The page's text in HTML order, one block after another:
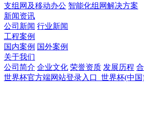
支组网及移动办公 智能化组网解决方案
新闻资讯
公司新闻 行业新闻
工程案例
国内案例 国外案例
关于我们
公司简介 企业文化 荣誉资质 发展历程
世界杯官方端网站登录入口_世界杯(中国